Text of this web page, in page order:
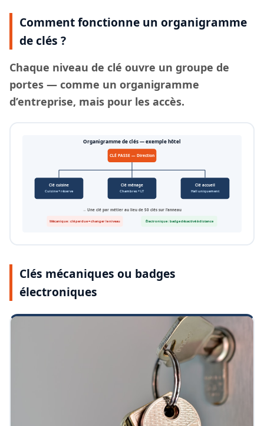
Comment fonctionne un organigramme
de clés ?
Chaque niveau de clé ouvre un groupe de
portes — comme un organigramme
d’entreprise, mais pour les accès.
Organigramme de clés — exemple hôtel
CLÉ PASSE — Direction
Clé cuisine
Cuisine + réserve
Clé ménage
Chambres + LT
Clé accueil
Hall uniquement
→ Une clé par métier au lieu de 50 clés sur l’anneau
Mécanique : clé perdue = changer le niveau Électronique : badge désactivé à distance
Clés mécaniques ou badges
électroniques